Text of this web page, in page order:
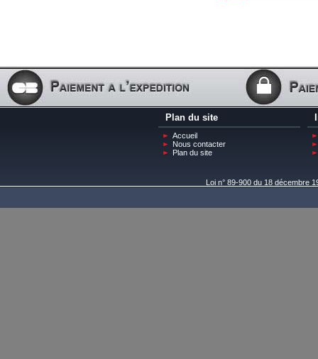
Plan du site
Accueil
Nous contacter
Plan du site
Loi n° 89-900 du 18 décembre